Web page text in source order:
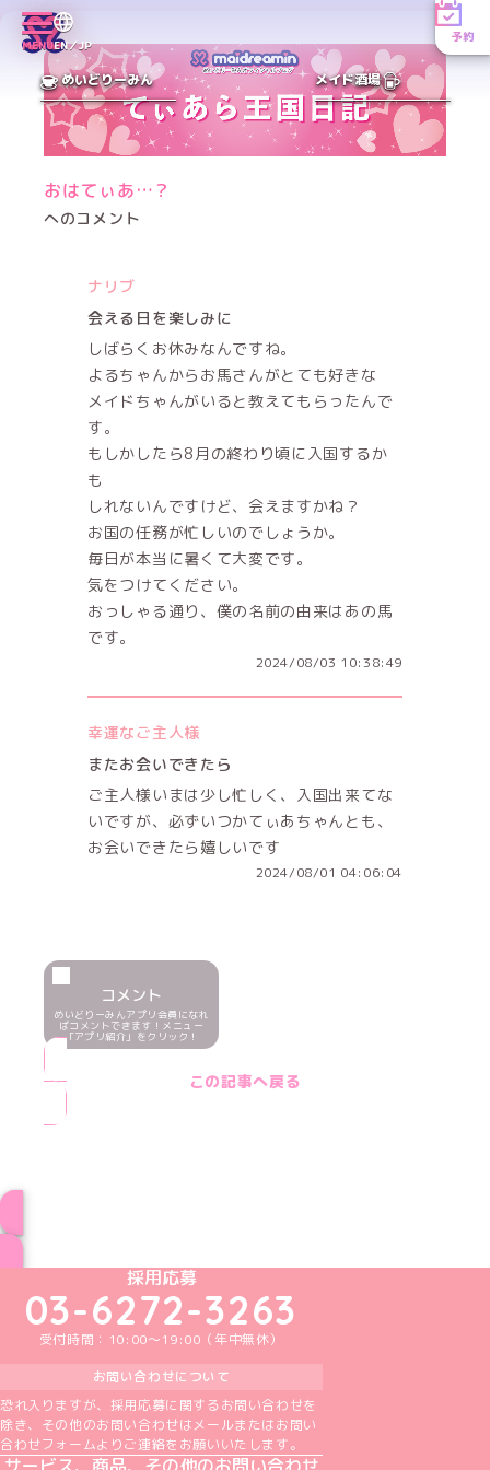
MENUEN／JP
予約
めいどりーみん メイド酒場
おはてぃあ…？
へのコメント
ナリブ
会える日を楽しみに
しばらくお休みなんですね。
よるちゃんからお馬さんがとても好きな
メイドちゃんがいると教えてもらったんで
す。
もしかしたら8月の終わり頃に入国するか
も
しれないんですけど、会えますかね？
お国の任務が忙しいのでしょうか。
毎日が本当に暑くて大変です。
気をつけてください。
おっしゃる通り、僕の名前の由来はあの馬
です。
2024/08/03 10:38:49
幸運なご主人様
またお会いできたら
ご主人様いまは少し忙しく、入国出来てな
いですが、必ずいつかてぃあちゃんとも、
お会いできたら嬉しいです
2024/08/01 04:06:04
コメント
めいどりーみんアプリ会員になれ
ばコメントできます！メニュー
「アプリ紹介」をクリック！
この記事へ戻る
めいどりーみんTikTok公式アカウント
めいどりーみんX公式アカウント
めいどりーみんInstagram公式アカウント
めいどりーみんFacebook公式アカウン
めいどりーみんYouTube公式アカ
採用応募
03-6272-3263
受付時間：10:00～19:00（年中無休）
お問い合わせについて
恐れ入りますが、採用応募に関するお問い合わせを
除き、その他のお問い合わせはメールまたはお問い
合わせフォームよりご連絡をお願いいたします。